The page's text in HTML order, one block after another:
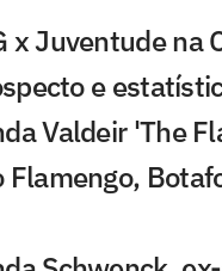
x Juventude na
e
Valdeir 'The